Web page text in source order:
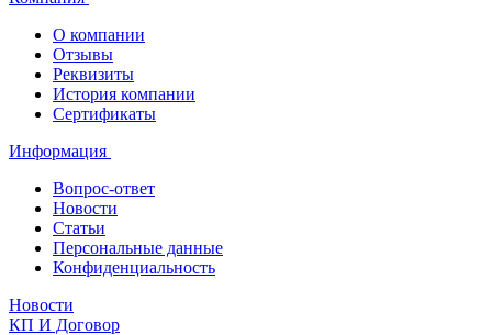
О компании
Отзывы
Реквизиты
История компании
Сертификаты
Информация
Вопрос-ответ
Новости
Статьи
Персональные данные
Конфиденциальность
Новости
КП И Договор